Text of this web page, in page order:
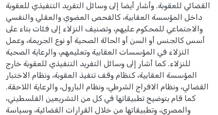
القضائي للعقوبة. وأشار أيضا إلى وسائل التفريد التنفيذي للعقوبة
داخل المؤسسة العقابية، كالفحص العضوي والعقلي والنفسي
والاجتماعي للمحكوم عليهم، وتصنيف النزلاء إلى فئات بناء على
أسس كالجنس أو السن أو الحالة الصحية أو نوع الجريمة، وعمل
النزلاء في المؤسسات العقابية وتعليمهم، والرعاية الصحية
للنزلاء. كما أشار إلى وسائل التفريد التنفيذي للعقوبة خارج
المؤسسة العقابية، كنظام وقف تنفيذ العقوبة، ونظام الاختبار
القضائي، ونظام الافراج الشرطي، ونظام البارول، والرعاية اللاحقة.
كما قام بتوضيح تطبيقاتها في كل من التشريعين الفلسطيني،
والمصري، وتطبيقاتها من خلال القرارات القضائية، وسياسة